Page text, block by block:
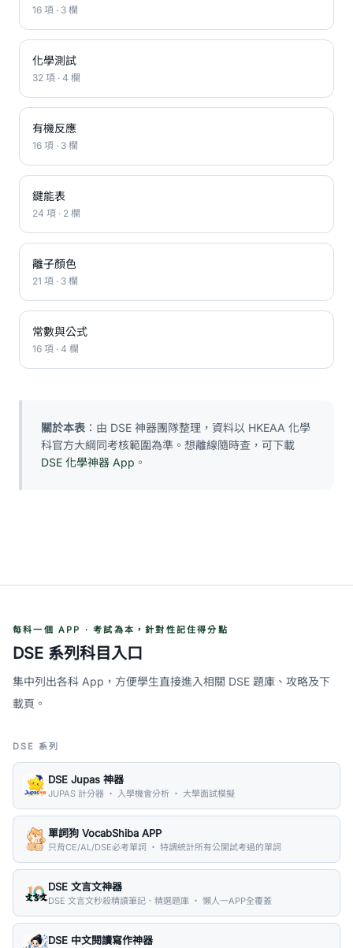
16 項 · 3 欄
化學測試
32 項 · 4 欄
有機反應
16 項 · 3 欄
鍵能表
24 項 · 2 欄
離子顏色
21 項 · 3 欄
常數與公式
16 項 · 4 欄
關於本表 ：由 DSE 神器團隊整理，資料以 HKEAA 化學
科官方大綱同考核範圍為準。想離線隨時查，可下載
DSE 化學神器 App 。
每科一個 APP · 考試為本，針對性記住得分點
DSE 系列科目入口
集中列出各科 App，方便學生直接進入相關 DSE 題庫、攻略及下
載頁。
DSE 系列
DSE Jupas 神器
JUPAS 計分器 ・ 入學機會分析 ・ 大學面試模擬
單詞狗 VocabShiba APP
只背CE/AL/DSE必考單詞 ・ 特調統計所有公開試考過的單詞
DSE 文言文神器
DSE 文言文秒殺精讀筆記．精選題庫 ・ 懶人一APP全覆蓋
DSE 中文閱讀寫作神器